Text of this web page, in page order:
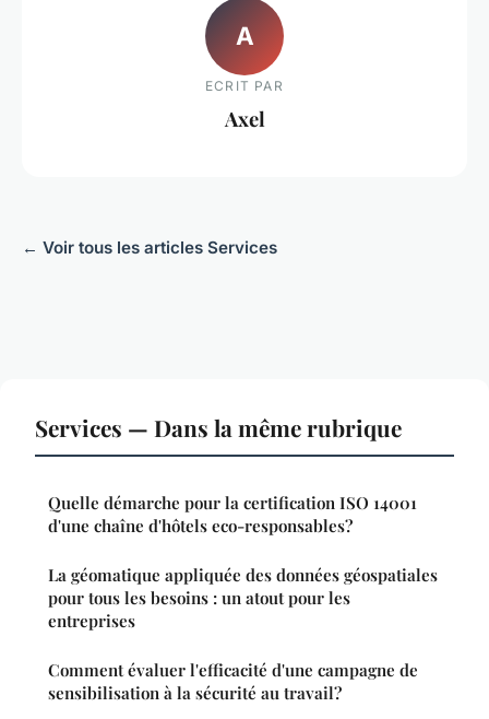
A
ECRIT PAR
Axel
← Voir tous les articles Services
Services — Dans la même rubrique
Quelle démarche pour la certification ISO 14001
d'une chaîne d'hôtels eco-responsables?
La géomatique appliquée des données géospatiales
pour tous les besoins : un atout pour les
entreprises
Comment évaluer l'efficacité d'une campagne de
sensibilisation à la sécurité au travail?